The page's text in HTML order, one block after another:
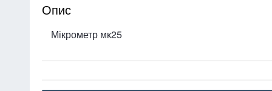
Опис
Мікрометр мк25